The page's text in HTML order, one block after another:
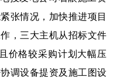
张情况，加快推进项目
，三大主机从招标文件
价格较采购计划大幅压
调设备提资及施工图设